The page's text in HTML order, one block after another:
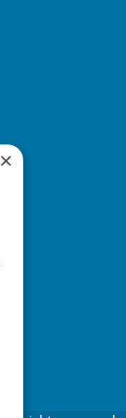
×